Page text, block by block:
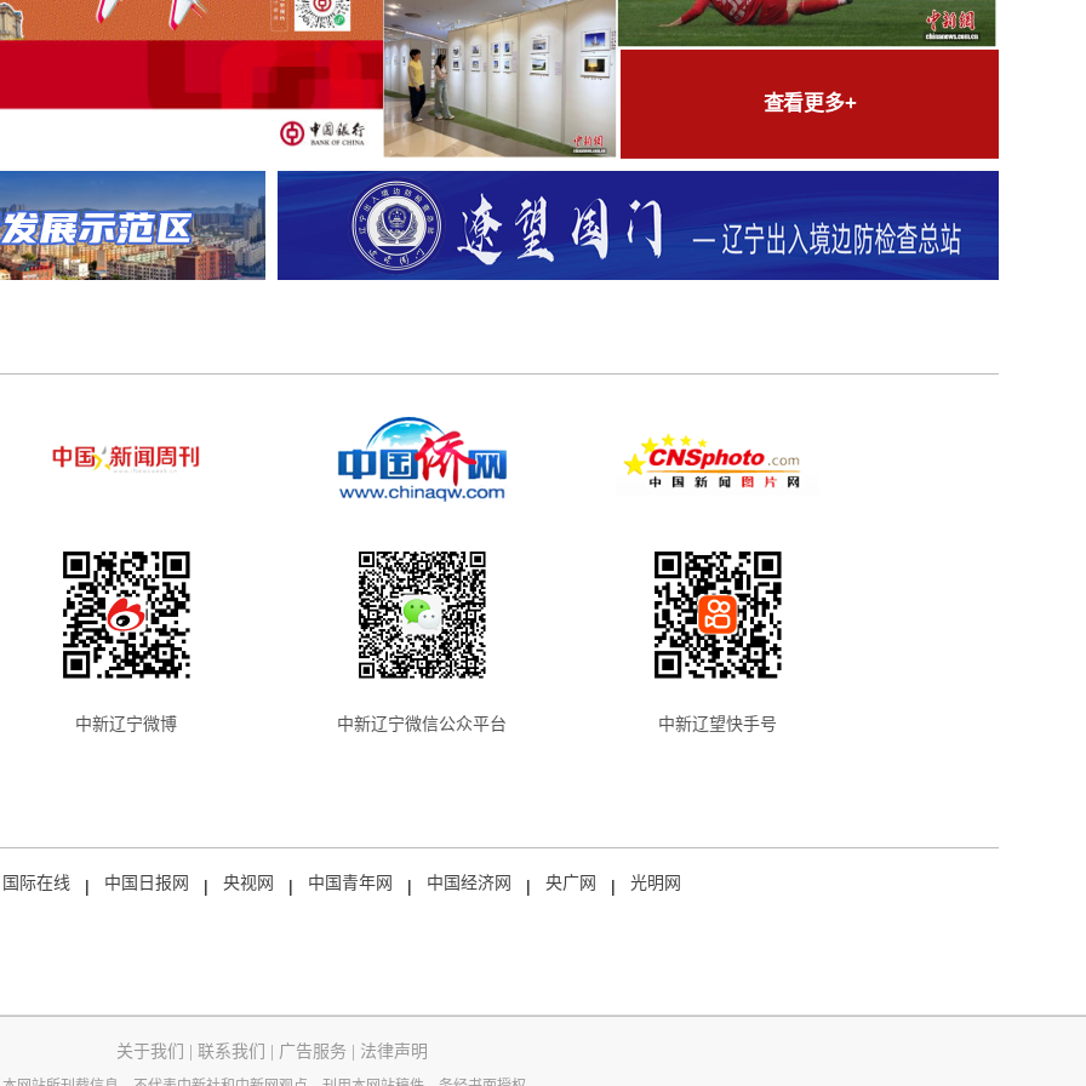
查看更多+
中新辽宁微博 中新辽宁微信公众平台 中新辽望快手号
国际在线 | 中国日报网 | 央视网 | 中国青年网 | 中国经济网 | 央广网 | 光明网
关于我们 联系我们 广告服务 法律声明